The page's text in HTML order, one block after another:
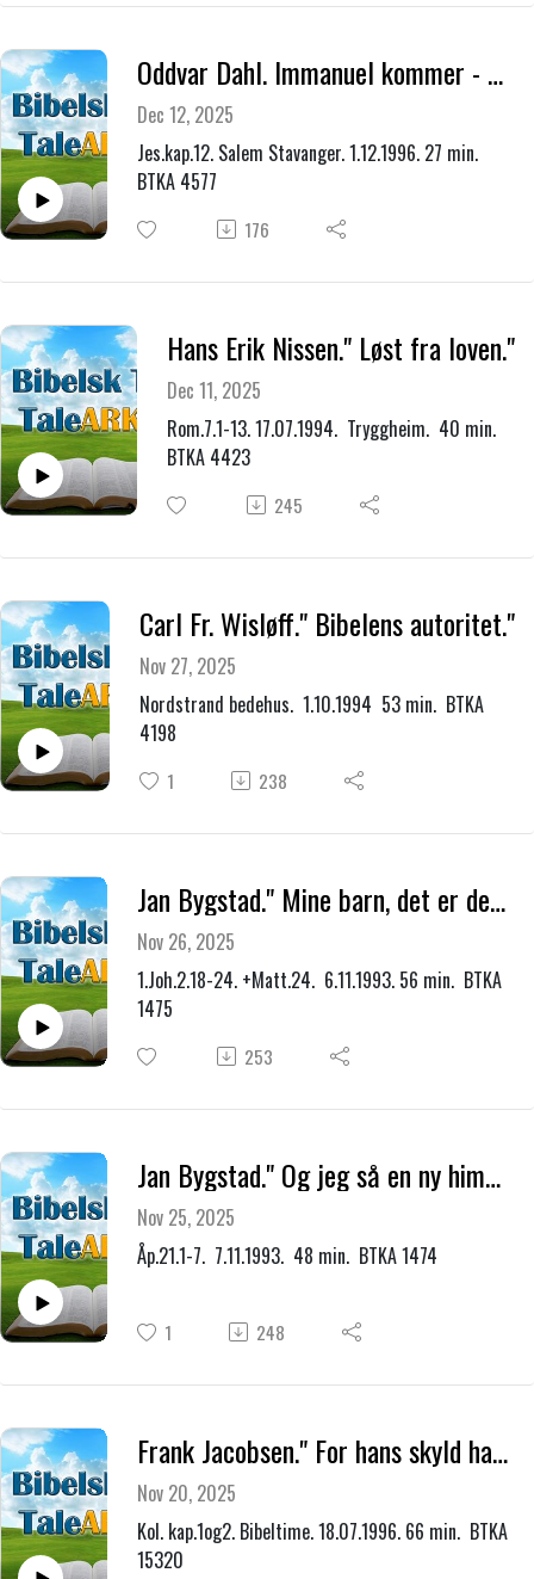
Oddvar Dahl. Immanuel kommer - Gud med oss."
Dec 12, 2025
Jes.kap.12. Salem Stavanger. 1.12.1996. 27 min.
BTKA 4577
176
Hans Erik Nissen." Løst fra loven."
Dec 11, 2025
Rom.7.1-13. 17.07.1994. Tryggheim. 40 min.
BTKA 4423
245
Carl Fr. Wisløff." Bibelens autoritet."
Nov 27, 2025
Nordstrand bedehus. 1.10.1994 53 min. BTKA
4198
1 238
Jan Bygstad." Mine barn, det er den siste time. Våk derfor."
Nov 26, 2025
1.Joh.2.18-24. +Matt.24. 6.11.1993. 56 min. BTKA
1475
253
Jan Bygstad." Og jeg så en ny himmel og en ny jord."
Nov 25, 2025
Åp.21.1-7. 7.11.1993. 48 min. BTKA 1474
1 248
Frank Jacobsen." For hans skyld har jeg tapt alt, jeg akter det for skrap, for at jeg kan vinne Kristus."
Nov 20, 2025
Kol. kap.1og2. Bibeltime. 18.07.1996. 66 min. BTKA
15320